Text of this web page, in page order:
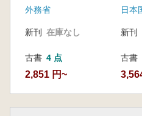
19 濠洲ニ於テ本邦移
21 「ブラジル」移民
22 布哇移民雑纂
23 布哇ニ於テ防疫ノ
償ノ件
24 米布合併一件
25 「ニューカレドニ
外務省
新刊 在庫なし
古書 4 点
2,851 円~
日本
新刊
古書